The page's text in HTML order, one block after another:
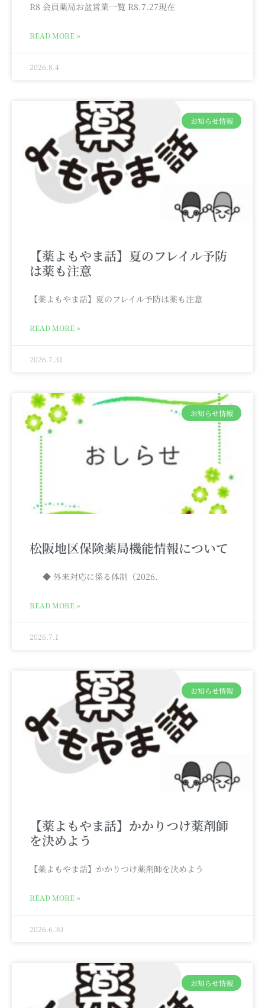
R8 会員薬局お盆営業一覧 R8.7.27現在
READ MORE »
2026.8.4
お知らせ情報
【薬よもやま話】夏のフレイル予防
は薬も注意
【薬よもやま話】夏のフレイル予防は薬も注意
READ MORE »
2026.7.31
お知らせ情報
松阪地区保険薬局機能情報について
◆ 外来対応に係る体制（2026.
READ MORE »
2026.7.1
お知らせ情報
【薬よもやま話】かかりつけ薬剤師
を決めよう
【薬よもやま話】かかりつけ薬剤師を決めよう
READ MORE »
2026.6.30
お知らせ情報